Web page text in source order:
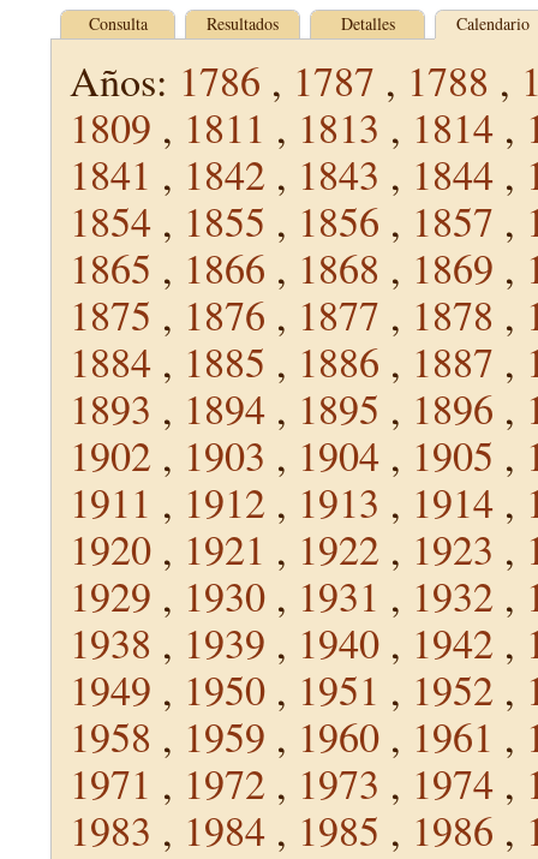
Consulta Resultados Detalles Calendario
Años: 1786 , 1787 , 1788 ,
1809 , 1811 , 1813 , 1814 ,
1841 , 1842 , 1843 , 1844 ,
1854 , 1855 , 1856 , 1857 ,
1865 , 1866 , 1868 , 1869 ,
1875 , 1876 , 1877 , 1878 ,
1884 , 1885 , 1886 , 1887 ,
1893 , 1894 , 1895 , 1896 ,
1902 , 1903 , 1904 , 1905 ,
1911 , 1912 , 1913 , 1914 ,
1920 , 1921 , 1922 , 1923 ,
1929 , 1930 , 1931 , 1932 ,
1938 , 1939 , 1940 , 1942 ,
1949 , 1950 , 1951 , 1952 ,
1958 , 1959 , 1960 , 1961 ,
1971 , 1972 , 1973 , 1974 ,
1983 , 1984 , 1985 , 1986 ,